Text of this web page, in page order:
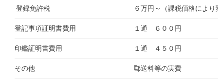
登録免許税 ６万円～（課税価格により
登記事項証明書費用 １通 ６００円
印鑑証明書費用 １通 ４５０円
その他 郵送料等の実費